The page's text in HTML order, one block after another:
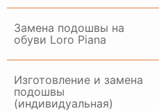
Замена подошвы на
обуви Loro Piana
Изготовление и замена
подошвы
(индивидуальная)